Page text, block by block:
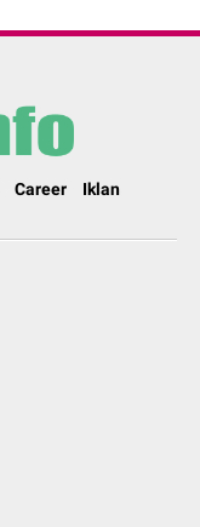
Career Iklan